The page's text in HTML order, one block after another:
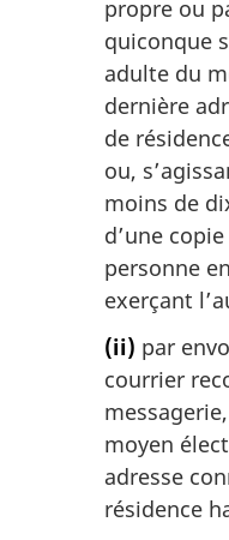
propre ou
quiconque
adulte du
dernière
de
ou,
moins de
d’une
personne
exerçant
(ii) par
courrier
moyen
adresse
résidence